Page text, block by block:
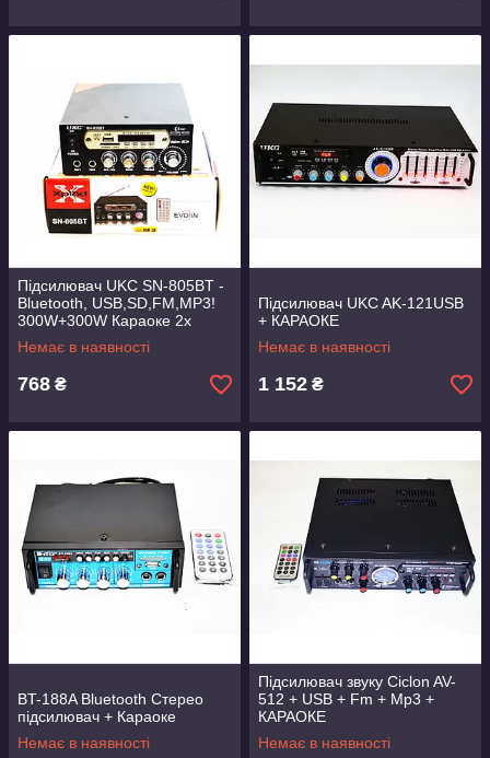
Підсилювач UKC SN-805BT -
Bluetooth, USB,SD,FM,MP3!
300W+300W Караоке 2х
канальний
Немає в наявності
768 ₴
Підсилювач UKC AK-121USB
+ КАРАОКЕ
Немає в наявності
1 152 ₴
BT-188A Bluetooth Стерео
підсилювач + Караоке
Немає в наявності
Підсилювач звуку Ciclon AV-
512 + USB + Fm + Mp3 +
КАРАОКЕ
Немає в наявності